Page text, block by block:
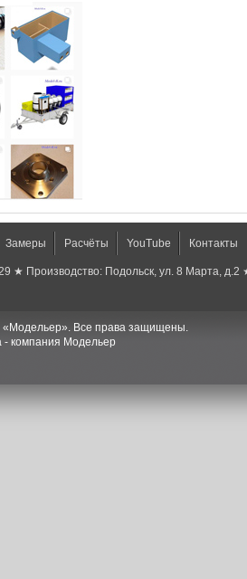
Замеры Расчёты YouTube Контакты
★ Производство: Подольск, ул. 8 Марта,
Все права защищены.
- компания Модельер